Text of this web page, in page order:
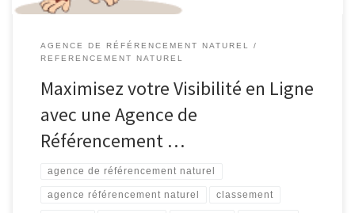
AGENCE DE RÉFÉRENCEMENT NATUREL
REFERENCEMENT NATUREL
Maximisez votre Visibilité en Ligne
avec une Agence de
Référencement …
agence de référencement naturel
agence référencement naturel classement